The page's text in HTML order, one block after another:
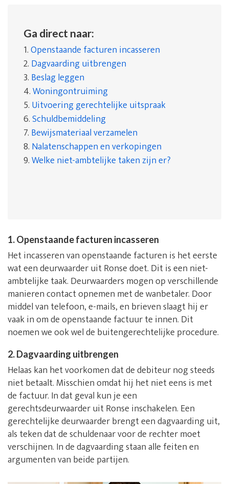
Ga direct naar:
1.Openstaande facturen incasseren
2. Dagvaarding uitbrengen
3. Beslag leggen
4.Woningontruiming
5. Uitvoering gerechtelijke uitspraak
6.Schuldbemiddeling
7. Bewijsmateriaal verzamelen
8. Nalatenschappen en verkopingen
9.Welke niet-ambtelijke taken zijn er?
1. Openstaande facturen incasseren
Het incasseren van openstaande facturen is het eerste
wat een deurwaarder uit Ronse doet. Dit is een niet-
ambtelijke taak. Deurwaarders mogen op verschillende
manieren contact opnemen met de wanbetaler. Door
middel van telefoon, e-mails, en brieven slaagt hij er
vaak in om de openstaande factuur te innen. Dit
noemen we ook wel de buitengerechtelijke procedure.
2. Dagvaarding uitbrengen
Helaas kan het voorkomen dat de debiteur nog steeds
niet betaalt. Misschien omdat hij het niet eens is met
de factuur. In dat geval kun je een
gerechtsdeurwaarder uit Ronse inschakelen. Een
gerechtelijke deurwaarder brengt een dagvaarding uit,
als teken dat de schuldenaar voor de rechter moet
verschijnen. In de dagvaarding staan alle feiten en
argumenten van beide partijen.